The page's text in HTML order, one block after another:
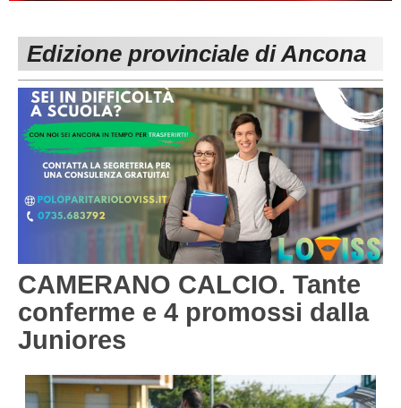
Carica la tua Rosa
1^ CATEGORIA
2^ CATEGORIA
3^ CATEGORIA
GIOVANILI
Edizione provinciale di Ancona
CAMERANO CALCIO. Tante
conferme e 4 promossi dalla
Juniores